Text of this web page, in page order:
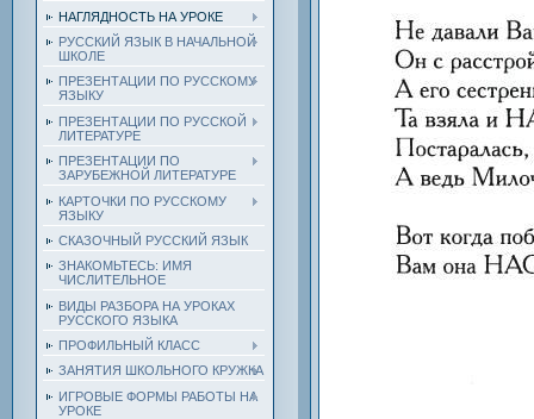
НАГЛЯДНОСТЬ НА УРОКЕ
РУССКИЙ ЯЗЫК В НАЧАЛЬНОЙ
ШКОЛЕ
ПРЕЗЕНТАЦИИ ПО РУССКОМУ
ЯЗЫКУ
ПРЕЗЕНТАЦИИ ПО РУССКОЙ
ЛИТЕРАТУРЕ
ПРЕЗЕНТАЦИИ ПО
ЗАРУБЕЖНОЙ ЛИТЕРАТУРЕ
КАРТОЧКИ ПО РУССКОМУ
ЯЗЫКУ
СКАЗОЧНЫЙ РУССКИЙ ЯЗЫК
ЗНАКОМЬТЕСЬ: ИМЯ
ЧИСЛИТЕЛЬНОЕ
ВИДЫ РАЗБОРА НА УРОКАХ
РУССКОГО ЯЗЫКА
ПРОФИЛЬНЫЙ КЛАСС
ЗАНЯТИЯ ШКОЛЬНОГО КРУЖКА
ИГРОВЫЕ ФОРМЫ РАБОТЫ НА
УРОКЕ